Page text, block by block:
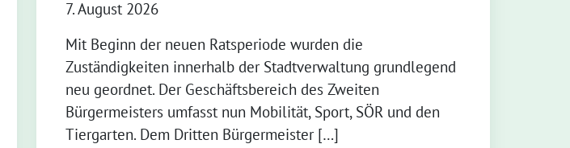
7. August 2026
Mit Beginn der neuen Ratsperiode wurden die
Zuständigkeiten innerhalb der Stadtverwaltung grundlegend
neu geordnet. Der Geschäftsbereich des Zweiten
Bürgermeisters umfasst nun Mobilität, Sport, SÖR und den
Tiergarten. Dem Dritten Bürgermeister […]